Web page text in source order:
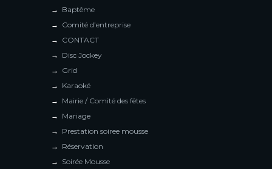
Baptême
Comité d’entreprise
CONTACT
Disc Jockey
Grid
Karaoké
Mairie / Comité des fêtes
Mariage
Prestation soiree mousse
Réservation
Soirée Mousse